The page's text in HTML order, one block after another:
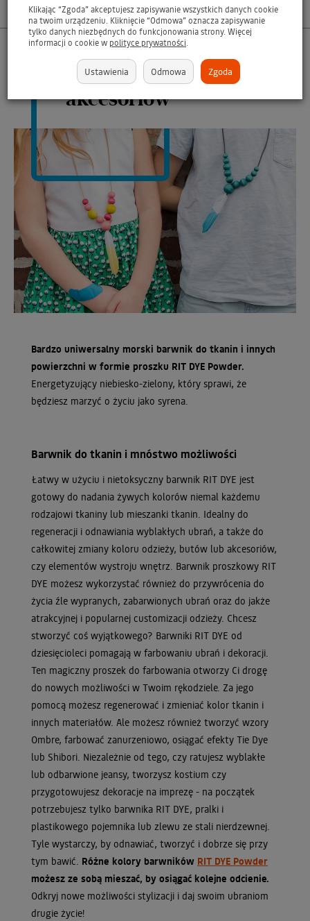
Opis produktu
Morski barwnik do
ubrań, dodatków i
akcesoriów
Bardzo uniwersalny morski barwnik do tkanin i innych
powierzchni w formie proszku RIT DYE Powder.
Energetyzujący niebiesko-zielony, który sprawi, że
będziesz marzyć o życiu jako syrena.
Barwnik do tkanin i mnóstwo możliwości
Łatwy w użyciu i nietoksyczny barwnik RIT DYE jest
gotowy do nadania żywych kolorów niemal każdemu
rodzajowi tkaniny lub mieszanki tkanin. Idealny do
regeneracji i odnawiania wyblakłych ubrań, a także do
całkowitej zmiany koloru odzieży, butów lub akcesoriów,
czy elementów wystroju wnętrz. Barwnik proszkowy RIT
DYE możesz wykorzystać również do przywrócenia do
życia źle wypranych, zabarwionych ubrań oraz do jakże
atrakcyjnej i popularnej customizacji odzieży. Chcesz
stworzyć coś wyjątkowego? Barwniki RIT DYE od
dziesięcioleci pomagają w farbowaniu ubrań i dekoracji.
Ten magiczny proszek do farbowania otworzy Ci drogę
do nowych możliwości w Twoim rękodziele. Za jego
pomocą możesz regenerować i zmieniać kolor tkanin i
innych materiałów. Ale możesz również tworzyć wzory
Ombre, farbować zanurzeniowo, osiągać efekty Tie Dye
lub Shibori. Niezależnie od tego, czy ratujesz wyblakłe
lub odbarwione jeansy, tworzysz kostium czy
przygotowujesz dekoracje na imprezę - na początek
potrzebujesz tylko barwnika RIT DYE, pralki i
plastikowego pojemnika lub zlewu ze stali nierdzewnej.
Tyle wystarczy, by odnawiać, tworzyć i dobrze się przy
tym bawić. Różne kolory barwników RIT DYE Powder
możesz ze sobą mieszać, by osiągać kolejne odcienie.
Odkryj nowe możliwości stylizacji i daj swoim ubraniom
drugie życie!
Klikając “Zgoda” akceptujesz zapisywanie wszystkich danych cookie
na twoim urządzeniu. Kliknięcie “Odmowa” oznacza zapisywanie
tylko danych niezbędnych do funkcjonowania strony. Więcej
informacji o cookie w polityce prywatności.
Ustawienia Odmowa Zgoda